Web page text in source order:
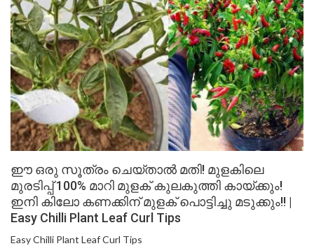
ഈ ഒരു സൂത്രം ചെയ്താൽ മതി! മുളകിലെ
മുരടിപ്പ് 100% മാറി മുളക് കുലകുത്തി കായ്ക്കും!
ഇനി കിലോ കണക്കിന് മുളക് പൊട്ടിച്ചു മടുക്കും!! |
Easy Chilli Plant Leaf Curl Tips
Easy Chilli Plant Leaf Curl Tips